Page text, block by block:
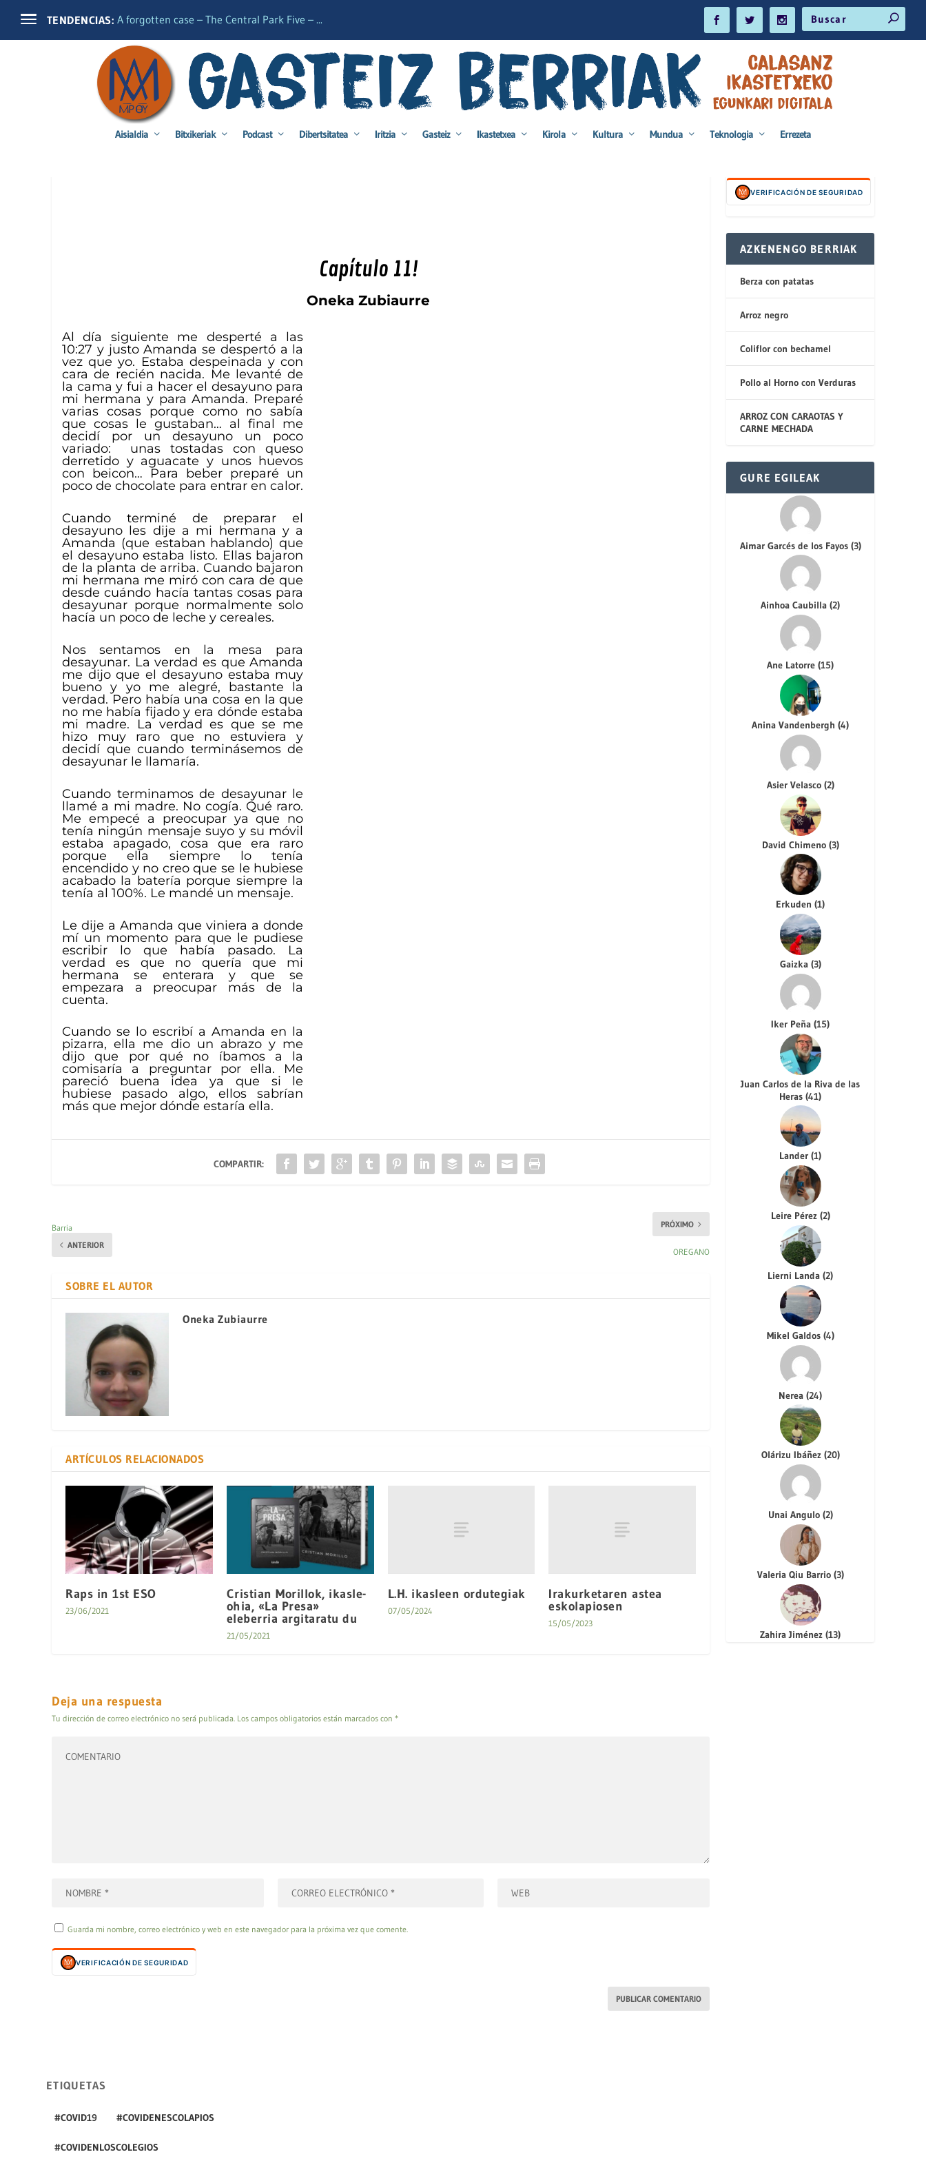
TENDENCIAS: A forgotten case – The Central Park Five – ...
Aisialdia Bitxikeriak Podcast Dibertsitatea Iritzia Gasteiz Ikastetxea Kirola Kultura Mundua Teknologia Errezeta
Capítulo 11!
Oneka Zubiaurre
Al día siguiente me desperté a las
10:27 y justo Amanda se despertó a la
vez que yo. Estaba despeinada y con
cara de recién nacida. Me levanté de
la cama y fui a hacer el desayuno para
mi hermana y para Amanda. Preparé
varias cosas porque como no sabía
que cosas le gustaban… al final me
decidí por un desayuno un poco
variado: unas tostadas con queso
derretido y aguacate y unos huevos
con beicon… Para beber preparé un
poco de chocolate para entrar en calor.
Cuando terminé de preparar el
desayuno les dije a mi hermana y a
Amanda (que estaban hablando) que
el desayuno estaba listo. Ellas bajaron
de la planta de arriba. Cuando bajaron
mi hermana me miró con cara de que
desde cuándo hacía tantas cosas para
desayunar porque normalmente solo
hacía un poco de leche y cereales.
Nos sentamos en la mesa para
desayunar. La verdad es que Amanda
me dijo que el desayuno estaba muy
bueno y yo me alegré, bastante la
verdad. Pero había una cosa en la que
no me había fijado y era dónde estaba
mi madre. La verdad es que se me
hizo muy raro que no estuviera y
decidí que cuando terminásemos de
desayunar le llamaría.
Cuando terminamos de desayunar le
llamé a mi madre. No cogía. Qué raro.
Me empecé a preocupar ya que no
tenía ningún mensaje suyo y su móvil
estaba apagado, cosa que era raro
porque ella siempre lo tenía
encendido y no creo que se le hubiese
acabado la batería porque siempre la
tenía al 100%. Le mandé un mensaje.
Le dije a Amanda que viniera a donde
mí un momento para que le pudiese
escribir lo que había pasado. La
verdad es que no quería que mi
hermana se enterara y que se
empezara a preocupar más de la
cuenta.
Cuando se lo escribí a Amanda en la
pizarra, ella me dio un abrazo y me
dijo que por qué no íbamos a la
comisaría a preguntar por ella. Me
pareció buena idea ya que si le
hubiese pasado algo, ellos sabrían
más que mejor dónde estaría ella.
COMPARTIR:
Barria
ANTERIOR
PRÓXIMO
OREGANO
SOBRE EL AUTOR
Oneka Zubiaurre
ARTÍCULOS RELACIONADOS
Raps in 1st ESO
23/06/2021
Cristian Morillok, ikasle-
ohia, «La Presa»
eleberria argitaratu du
21/05/2021
L.H. ikasleen ordutegiak
07/05/2024
Irakurketaren astea
eskolapiosen
15/05/2023
Deja una respuesta
Tu dirección de correo electrónico no será publicada. Los campos obligatorios están marcados con *
Guarda mi nombre, correo electrónico y web en este navegador para la próxima vez que comente.
VERIFICACIÓN DE SEGURIDAD
VERIFICACIÓN DE SEGURIDAD
AZKENENGO BERRIAK
Berza con patatas
Arroz negro
Coliflor con bechamel
Pollo al Horno con Verduras
ARROZ CON CARAOTAS Y
CARNE MECHADA
GURE EGILEAK
Aimar Garcés de los Fayos (3)
Ainhoa Caubilla(2)
Ane Latorre(15)
Anina Vandenbergh(4)
Asier Velasco (2)
David Chimeno (3)
Erkuden(1)
Gaizka (3)
Iker Peña(15)
Juan Carlos de la Riva de las
Heras(41)
Lander(1)
Leire Pérez (2)
Lierni Landa(2)
Mikel Galdos (4)
Nerea(24)
Olárizu Ibáñez (20)
Unai Angulo (2)
Valeria Qiu Barrio (3)
Zahira Jiménez(13)
ETIQUETAS
#COVID19 #COVIDENESCOLAPIOS
#COVIDENLOSCOLEGIOS